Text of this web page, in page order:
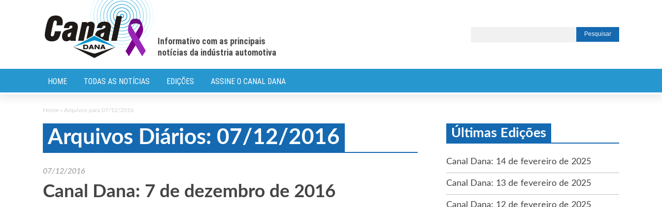
Informativo com as principais
notícias da indústria automotiva
HOME TODAS AS NOTÍCIAS EDIÇÕES ASSINE O CANAL DANA
Home » Arquivos para 07/12/2016
Arquivos Diários: 07/12/2016
07/12/2016
Canal Dana: 7 de dezembro de 2016
Últimas Edições
Canal Dana: 14 de fevereiro de 2025
Canal Dana: 13 de fevereiro de 2025
Canal Dana: 12 de fevereiro de 2025